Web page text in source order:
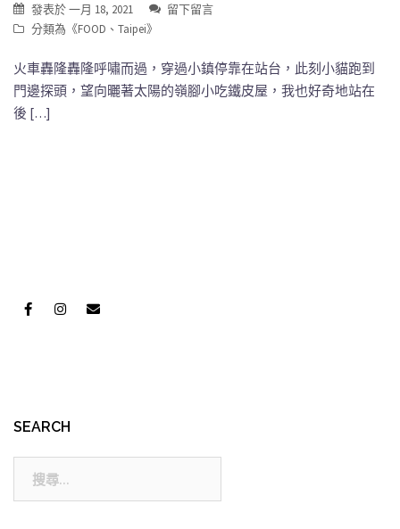
發表於一月 18, 2021
留下留言
分類為《FOOD 、 Taipei》
火車轟隆轟隆呼嘯而過，穿過小鎮停靠在站台，此刻小貓跑到
門邊探頭，望向曬著太陽的嶺腳小吃鐵皮屋，我也好奇地站在
後 […]
SEARCH